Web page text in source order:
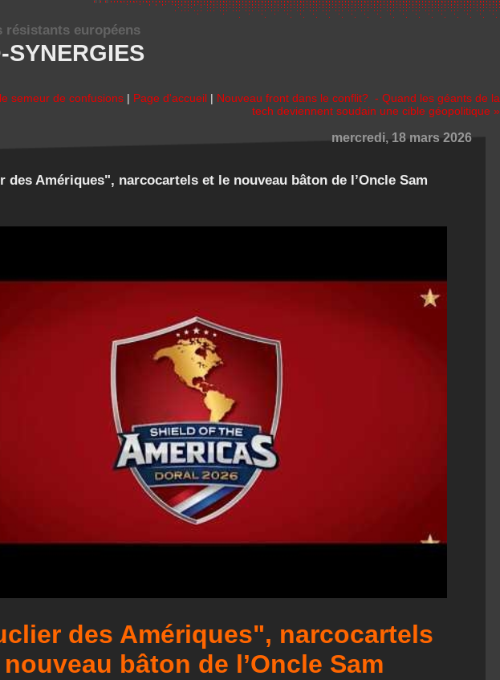
SYNERGIES
résistants européens
semeur de confusions | Page d'accueil | Nouveau front dans le conflit? - Quand les géants de la
tech deviennent soudain une cible géopolitique »
mercredi, 18 mars 2026
des Amériques", narcocartels et le nouveau bâton de l’Oncle Sam
des Amériques", narcocartels
bâton de l’Oncle Sam